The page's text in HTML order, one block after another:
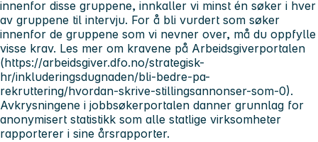
innenfor disse gruppene, innkaller vi minst én søker i hver
av gruppene til intervju. For å bli vurdert som søker
innenfor de gruppene som vi nevner over, må du oppfylle
visse krav. Les mer om kravene på Arbeidsgiverportalen
(https://arbeidsgiver.dfo.no/strategisk-
hr/inkluderingsdugnaden/bli-bedre-pa-
rekruttering/hvordan-skrive-stillingsannonser-som-0).
Avkrysningene i jobbsøkerportalen danner grunnlag for
anonymisert statistikk som alle statlige virksomheter
rapporterer i sine årsrapporter.